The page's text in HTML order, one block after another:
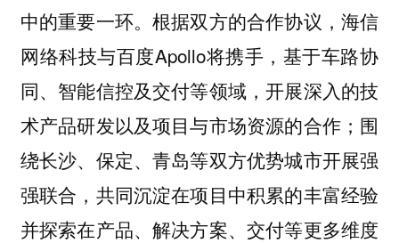
中的重要一环。根据双方的合作协议，海信
网络科技与百度Apollo将携手，基于车路协
同、智能信控及交付等领域，开展深入的技
术产品研发以及项目与市场资源的合作；围
绕长沙、保定、青岛等双方优势城市开展强
强联合，共同沉淀在项目中积累的丰富经验
并探索在产品、解决方案、交付等更多维度